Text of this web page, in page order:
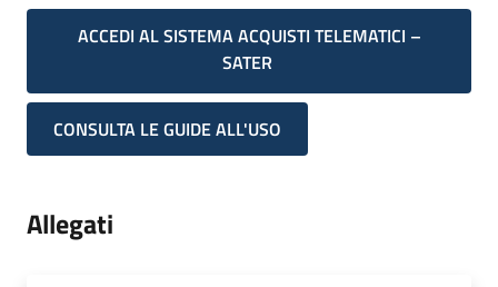
ACCEDI AL SISTEMA ACQUISTI TELEMATICI –
SATER
CONSULTA LE GUIDE ALL'USO
Allegati